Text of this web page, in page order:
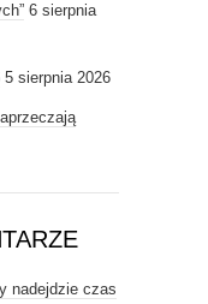
6 sierpnia
5 sierpnia 2026
nadejdzie czas